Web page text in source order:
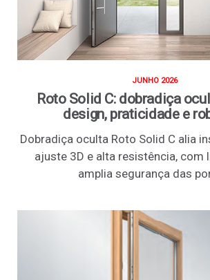
JUNHO 2026
Roto Solid C: dobradiça
design, praticidade e
Dobradiça oculta Roto Solid C alia
ajuste 3D e alta resistência, com
amplia segurança das